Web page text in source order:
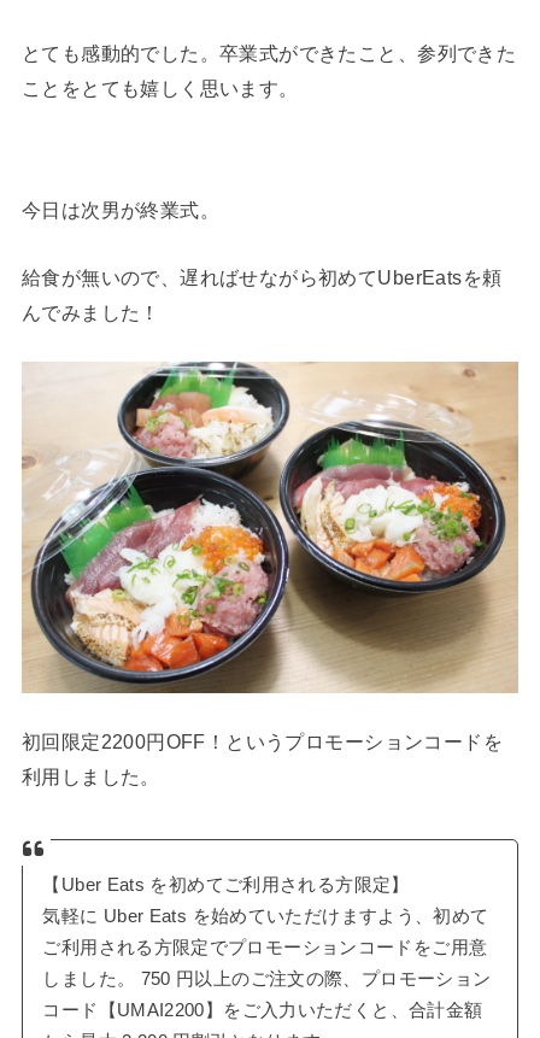
とても感動的でした。卒業式ができたこと、参列できた
ことをとても嬉しく思います。
今日は次男が終業式。
給食が無いので、遅ればせながら初めてUberEatsを頼
んでみました！
初回限定2200円OFF！というプロモーションコードを
利用しました。
【Uber Eats を初めてご利用される方限定】
気軽に Uber Eats を始めていただけますよう、初めて
ご利用される方限定でプロモーションコードをご用意
しました。 750 円以上のご注文の際、プロモーション
コード【UMAI2200】をご入力いただくと、合計金額